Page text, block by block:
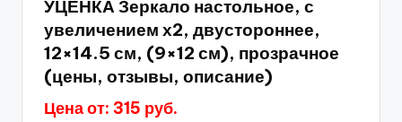
УЦЕНКА Зеркало настольное, с
увеличением х2, двустороннее,
12×14.5 см, (9×12 см), прозрачное
(цены, отзывы, описание)
Цена от: 315 руб.